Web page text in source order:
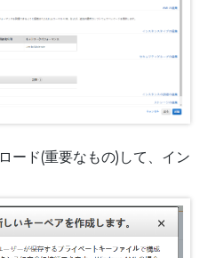
ード(重要なもの)して、イン